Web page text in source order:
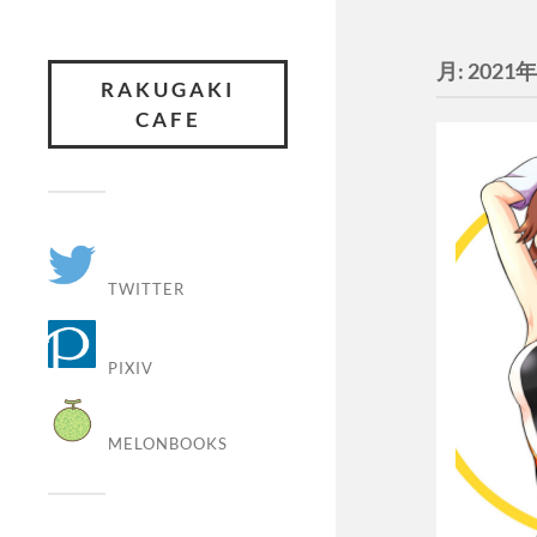
RAKUGAKI
CAFE
TWITTER
PIXIV
MELONBOOKS
月: 2021